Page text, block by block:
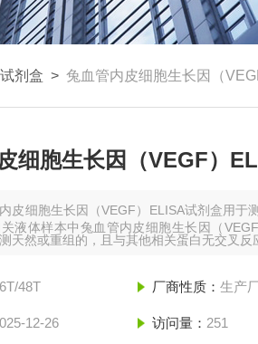
剂盒 > 兔血管内皮细胞生长因（
细胞生长因（VEGF）
皮细胞生长因（VEGF）ELISA试剂盒用于
液体样本中兔血管内皮细胞生长因（
天然或重组的，且与其他相关蛋白无交叉反
48T 厂商性质： 生产
12-26 访问量： 251